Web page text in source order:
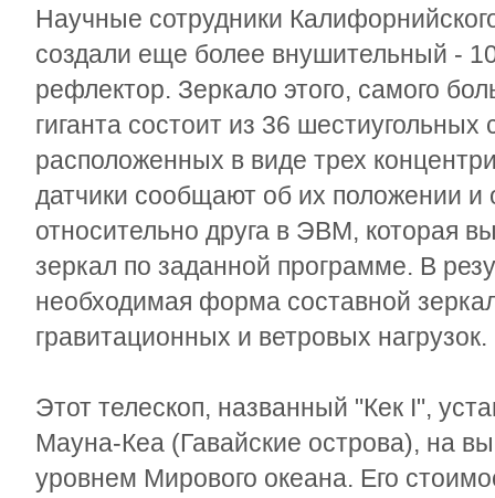
Научные сотрудники
создали еще более внушительный -
рефлектор. Зеркало этого, самого
гиганта состоит из 36
расположенных в виде трех
датчики сообщают об их положении и
относительно друга в ЭВМ, которая
зеркал по заданной программе. В
необходимая форма составной
гравитационных и ветровых нагрузок.
Этот телескоп, названный "Кек I",
Мауна-Кеа (Гавайские острова), на
уровнем Мирового океана. Его